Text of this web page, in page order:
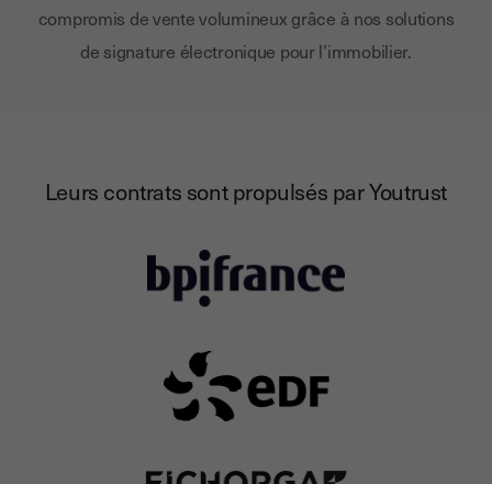
compromis de vente volumineux grâce à nos solutions
de signature électronique pour l’immobilier.
Leurs contrats sont propulsés par Youtrust